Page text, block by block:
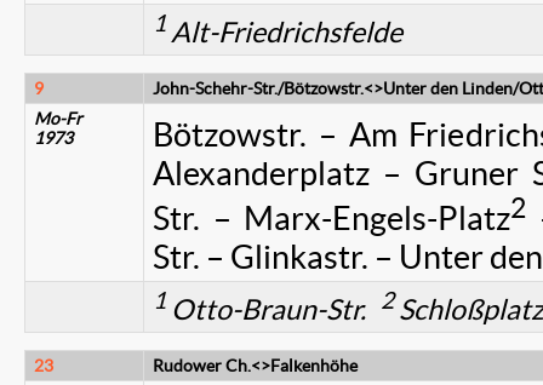
1 Alt-Friedrichsfelde
9
John-Schehr-Str./Bötzowstr.<>Unter den Linden/
Mo-Fr
1973
Bötzowstr. – Am
Alexanderplatz – Gruner
Str. – Marx-Engels-Platz2
Str. – Glinkastr. – Unter
1 Otto-Braun-Str. 2Schloßplatz
23
Rudower Ch.<>Falkenhöhe